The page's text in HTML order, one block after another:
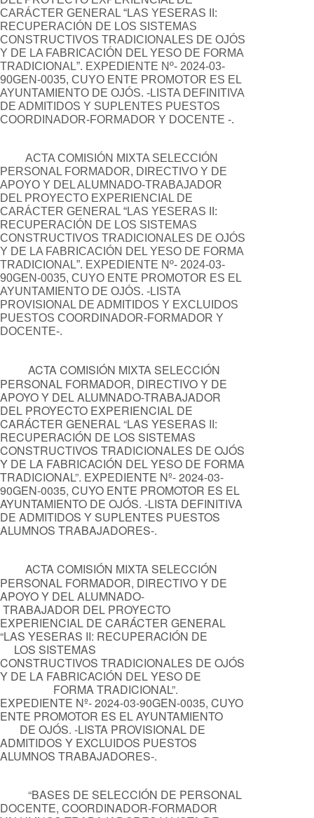
CARÁCTER GENERAL “LAS YESERAS II:
RECUPERACIÓN DE LOS SISTEMAS
CONSTRUCTIVOS TRADICIONALES DE OJÓS
Y DE LA FABRICACIÓN DEL YESO DE FORMA
TRADICIONAL”. EXPEDIENTE Nº- 2024-03-
90GEN-0035, CUYO ENTE PROMOTOR ES EL
AYUNTAMIENTO DE OJÓS. -LISTA DEFINITIVA
DE ADMITIDOS Y SUPLENTES PUESTOS
COORDINADOR-FORMADOR Y DOCENTE -.
ACTA COMISIÓN MIXTA SELECCIÓN
PERSONAL FORMADOR, DIRECTIVO Y DE
APOYO Y DEL ALUMNADO-TRABAJADOR
DEL PROYECTO EXPERIENCIAL DE
CARÁCTER GENERAL “LAS YESERAS II:
RECUPERACIÓN DE LOS SISTEMAS
CONSTRUCTIVOS TRADICIONALES DE OJÓS
Y DE LA FABRICACIÓN DEL YESO DE FORMA
TRADICIONAL”. EXPEDIENTE Nº- 2024-03-
90GEN-0035, CUYO ENTE PROMOTOR ES EL
AYUNTAMIENTO DE OJÓS. -LISTA
PROVISIONAL DE ADMITIDOS Y EXCLUIDOS
PUESTOS COORDINADOR-FORMADOR Y
DOCENTE-.
ACTA COMISIÓN MIXTA SELECCIÓN
PERSONAL FORMADOR, DIRECTIVO Y DE
APOYO Y DEL ALUMNADO-TRABAJADOR
DEL PROYECTO EXPERIENCIAL DE
CARÁCTER GENERAL “LAS YESERAS II:
RECUPERACIÓN DE LOS SISTEMAS
CONSTRUCTIVOS TRADICIONALES DE OJÓS
Y DE LA FABRICACIÓN DEL YESO DE FORMA
TRADICIONAL”. EXPEDIENTE Nº- 2024-03-
90GEN-0035, CUYO ENTE PROMOTOR ES EL
AYUNTAMIENTO DE OJÓS. -LISTA DEFINITIVA
DE ADMITIDOS Y SUPLENTES PUESTOS
ALUMNOS TRABAJADORES-.
ACTA COMISIÓN MIXTA SELECCIÓN
PERSONAL FORMADOR, DIRECTIVO Y DE
APOYO Y DEL ALUMNADO-
TRABAJADOR DEL PROYECTO
EXPERIENCIAL DE CARÁCTER GENERAL
“LAS YESERAS II: RECUPERACIÓN DE
LOS SISTEMAS
CONSTRUCTIVOS TRADICIONALES DE OJÓS
Y DE LA FABRICACIÓN DEL YESO DE
FORMA TRADICIONAL”.
EXPEDIENTE Nº- 2024-03-90GEN-0035, CUYO
ENTE PROMOTOR ES EL AYUNTAMIENTO
DE OJÓS. -LISTA PROVISIONAL DE
ADMITIDOS Y EXCLUIDOS PUESTOS
ALUMNOS TRABAJADORES-.
“BASES DE SELECCIÓN DE PERSONAL
DOCENTE, COORDINADOR-FORMADOR